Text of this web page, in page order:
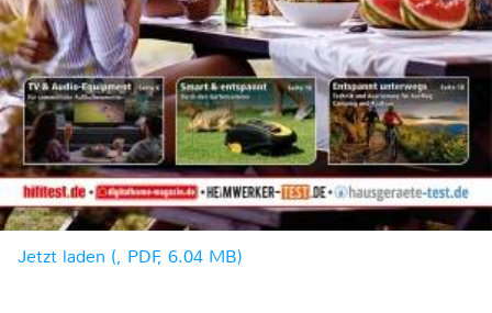
Jetzt laden (, PDF, 6.04 MB)